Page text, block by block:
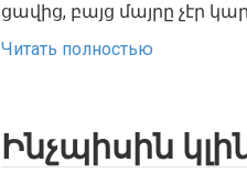
ցավից, բայց մայրը չէր
Читать полностью
Ինչպիսին